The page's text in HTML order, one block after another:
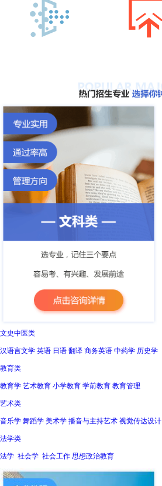
文史中医类
汉语言文学 英语 日语 翻译 商务英语 中药学 历史学
教育类
教育学 艺术教育 小学教育 学前教育 教育管理
艺术类
音乐学 舞蹈学 美术学 播音与主持艺术 视觉传达设计
法学类
法学 社会学 社会工作 思想政治教育